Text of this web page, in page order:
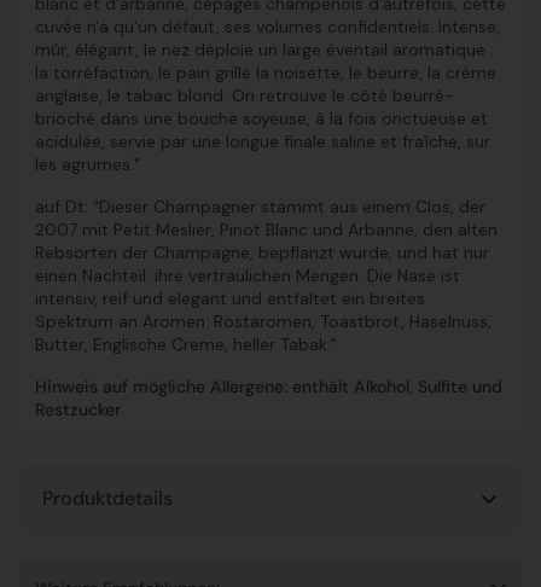
cuvée n'a qu'un défaut, ses volumes confidentiels. Intense,
mûr, élégant, le nez déploie un large éventail aromatique :
la torréfaction, le pain grillé la noisette, le beurre, la crème
anglaise, le tabac blond. On retrouve le côté beurré-
brioché dans une bouche soyeuse, à la fois onctueuse et
acidulée, servie par une longue finale saline et fraîche, sur
les agrumes."
auf Dt: "Dieser Champagner stammt aus einem Clos, der
2007 mit Petit Meslier, Pinot Blanc und Arbanne, den alten
Rebsorten der Champagne, bepflanzt wurde, und hat nur
einen Nachteil: ihre vertraulichen Mengen. Die Nase ist
intensiv, reif und elegant und entfaltet ein breites
Spektrum an Aromen: Röstaromen, Toastbrot, Haselnuss,
Butter, Englische Creme, heller Tabak."
Hinweis auf mögliche Allergene: enthält Alkohol, Sulfite und
Restzucker
Produktdetails